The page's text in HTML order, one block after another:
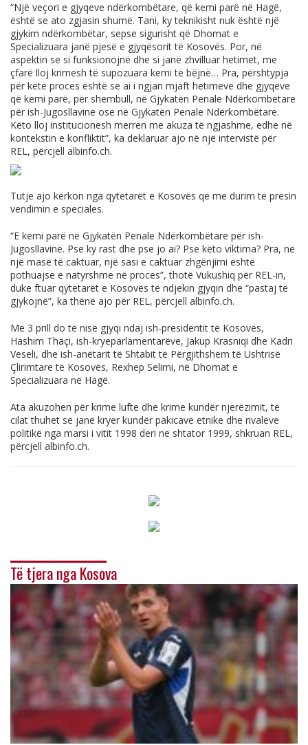
“Një veçori e gjyqeve ndërkombëtare, që kemi parë në Hagë,
është se ato zgjasin shumë. Tani, ky teknikisht nuk është një
gjykim ndërkombëtar, sepse sigurisht që Dhomat e
Specializuara janë pjesë e gjyqësorit të Kosovës. Por, në
aspektin se si funksionojnë dhe si janë zhvilluar hetimet, me
çfarë lloj krimesh të supozuara kemi të bëjnë… Pra, përshtypja
për këtë proces është se ai i ngjan mjaft hetimeve dhe gjyqeve
që kemi parë, për shembull, në Gjykatën Penale Ndërkombëtare
për ish-Jugosllavinë ose në Gjykatën Penale Ndërkombëtare.
Këto lloj institucionesh merren me akuza të ngjashme, edhe në
kontekstin e konfliktit”, ka deklaruar ajo në një intervistë për
REL, përcjell albinfo.ch.
Tutje ajo kërkon nga qytetarët e Kosovës që me durim të presin
vendimin e speciales.
“E kemi parë në Gjykatën Penale Ndërkombëtare për ish-
Jugosllavinë. Pse ky rast dhe pse jo ai? Pse këto viktima? Pra, në
një masë të caktuar, një sasi e caktuar zhgënjimi është
pothuajse e natyrshme në proces”, thotë Vukushiq për REL-in,
duke ftuar qytetarët e Kosovës të ndjekin gjyqin dhe “pastaj të
gjykojnë”, ka thënë ajo për REL, përcjell albinfo.ch.
Më 3 prill do të nisë gjyqi ndaj ish-presidentit të Kosovës,
Hashim Thaçi, ish-kryeparlamentarëve, Jakup Krasniqi dhe Kadri
Veseli, dhe ish-anëtarit të Shtabit të Përgjithshëm të Ushtrisë
Çlirimtare të Kosovës, Rexhep Selimi, në Dhomat e
Specializuara në Hagë.
Ata akuzohen për krime lufte dhe krime kundër njerëzimit, të
cilat thuhet se janë kryer kundër pakicave etnike dhe rivalëve
politikë nga marsi i vitit 1998 deri në shtator 1999, shkruan REL,
përcjell albinfo.ch.
Të tjera nga Kosova